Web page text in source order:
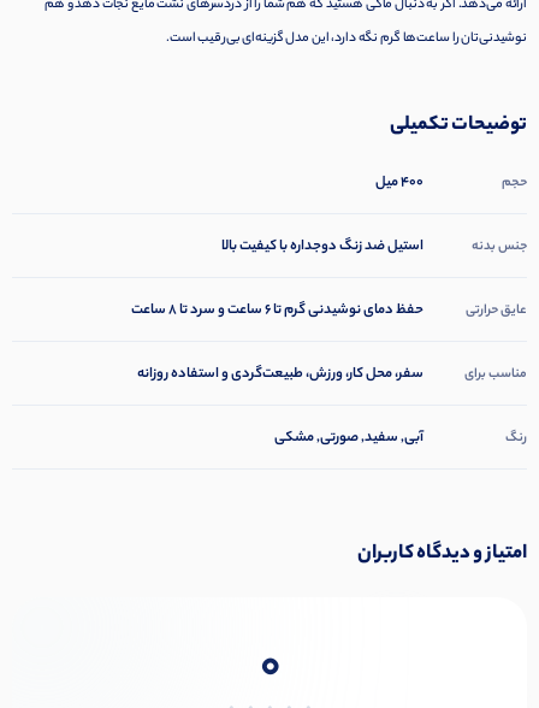
ارائه می‌دهد. اگر به دنبال ماگی هستید که هم شما را از دردسرهای نشت مایع نجات دهد و هم
نوشیدنی‌تان را ساعت‌ها گرم نگه دارد، این مدل گزینه‌ای بی‌رقیب است.
توضیحات تکمیلی
حجم 400 میل
جنس بدنه استیل ضد زنگ دوجداره با کیفیت بالا
عایق حرارتی حفظ دمای نوشیدنی گرم تا ۶ ساعت و سرد تا ۸ ساعت
مناسب برای سفر، محل کار، ورزش، طبیعت‌گردی و استفاده روزانه
رنگ آبی, سفید, صورتی, مشکی
امتیاز و دیدگاه کاربران
0